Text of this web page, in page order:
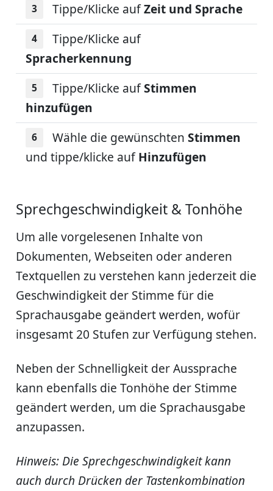
Tippe/Klicke aufZeit und Sprache
Tippe/Klicke auf
Spracherkennung
Tippe/Klicke aufStimmen
hinzufügen
Wähle die gewünschten Stimmen
und tippe/klicke aufHinzufügen
Sprechgeschwindigkeit & Tonhöhe
Um alle vorgelesenen Inhalte von
Dokumenten, Webseiten oder anderen
Textquellen zu verstehen kann jederzeit die
Geschwindigkeit der Stimme für die
Sprachausgabe geändert werden, wofür
insgesamt 20 Stufen zur Verfügung stehen.
Neben der Schnelligkeit der Aussprache
kann ebenfalls die Tonhöhe der Stimme
geändert werden, um die Sprachausgabe
anzupassen.
Hinweis: Die Sprechgeschwindigkeit kann
auch durch Drücken der Tastenkombination